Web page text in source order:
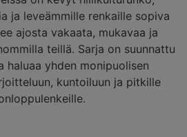
ja leveämmille renkaille sopiva
ajosta vakaata, mukavaa ja
teillä. Sarja on suunnattu
haluaa yhden monipuolisen
kuntoiluun ja pitkille